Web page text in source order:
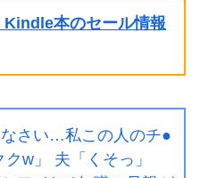
Kindle本のセール情報
なさい…私この人のチ●
w」 夫「くそっ」